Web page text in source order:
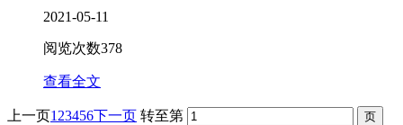
2021-05-11
阅览次数378
查看全文
上一页1 23456下一页 转至第